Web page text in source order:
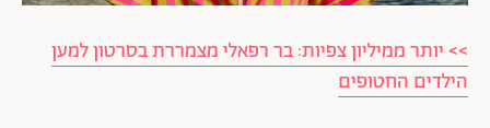
>> יותר ממיליון צפיות: בר רפאלי מצמררת בסרטון למען
הילדים החטופים